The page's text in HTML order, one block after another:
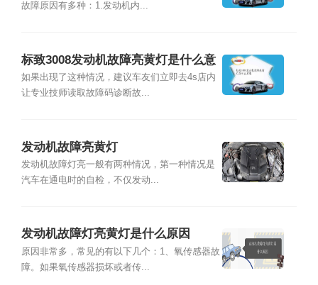
故障原因有多种：1.发动机内...
标致3008发动机故障亮黄灯是什么意
思
如果出现了这种情况，建议车友们立即去4s店内
让专业技师读取故障码诊断故...
发动机故障亮黄灯
发动机故障灯亮一般有两种情况，第一种情况是
汽车在通电时的自检，不仅发动...
发动机故障灯亮黄灯是什么原因
原因非常多，常见的有以下几个：1、氧传感器故
障。如果氧传感器损坏或者传...